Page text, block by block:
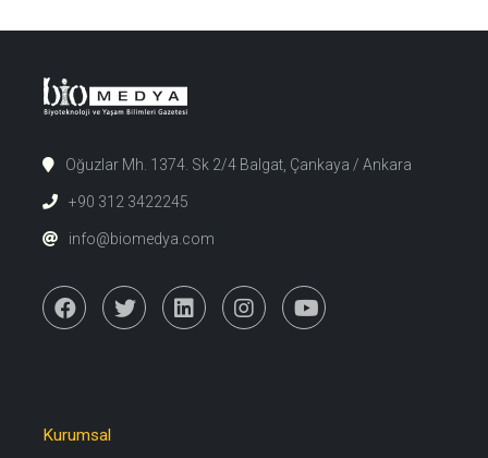
Oğuzlar Mh. 1374. Sk 2/4 Balgat, Çankaya / Ankara
+90 312 3422245
info@biomedya.com
Kurumsal